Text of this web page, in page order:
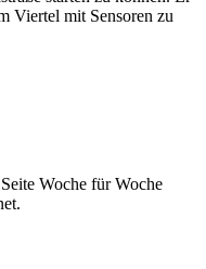
Viertel mit Sensoren zu
Woche für Woche